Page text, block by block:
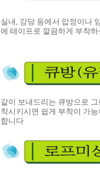
실내, 강당 등에서 압정이나
에 테이프로 깔끔하게 부착
같이 보내드리는 큐방으로
착시키시면 쉽게 부착이 가
합니다